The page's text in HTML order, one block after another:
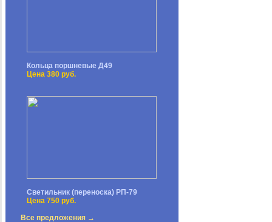
Кольца поршневые Д49
Цена 380 руб.
Светильник (переноска) РП-79
Цена 750 руб.
Все предложения →